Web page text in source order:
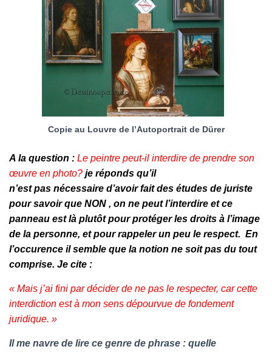
Copie au Louvre de l’Autoportrait de Dürer
A la question : Le peintre peut-il interdire de prendre son
œuvre en photo? je réponds qu’il
n’est pas nécessaire d’avoir fait des études de juriste
pour savoir que NON , on ne peut l’interdire et ce
panneau est là plutôt pour protéger les droits à l’image
de la personne, et pour rappeler un peu le respect. En
l’occurence il semble que la notion ne soit pas du tout
comprise. Je cite :
« Mais j’ai fini par décider de ne pas le respecter, car cette
interdiction est à mon sens dépourvue de fondement
juridique. »
Il me navre de lire ce genre de phrase : quelle